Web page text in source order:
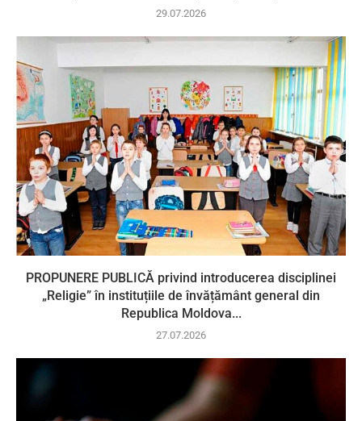
29.07.2026
PROPUNERE PUBLICĂ privind introducerea disciplinei
„Religie” în instituțiile de învățământ general din
Republica Moldova...
27.07.2026